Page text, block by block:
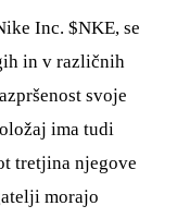
Inc. $NKE, se
in v različnih
svoje
ima tudi
tretjina njegove
morajo